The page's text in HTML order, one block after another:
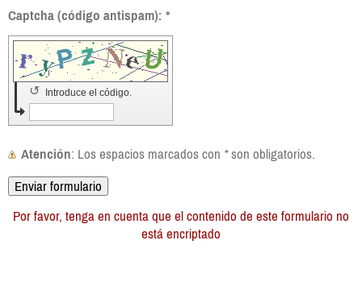
Captcha (código antispam): *
Introduce el código.
↺
Atención : Los espacios marcados con *son obligatorios.
Por favor, tenga en cuenta que el contenido de este formulario no
está encriptado